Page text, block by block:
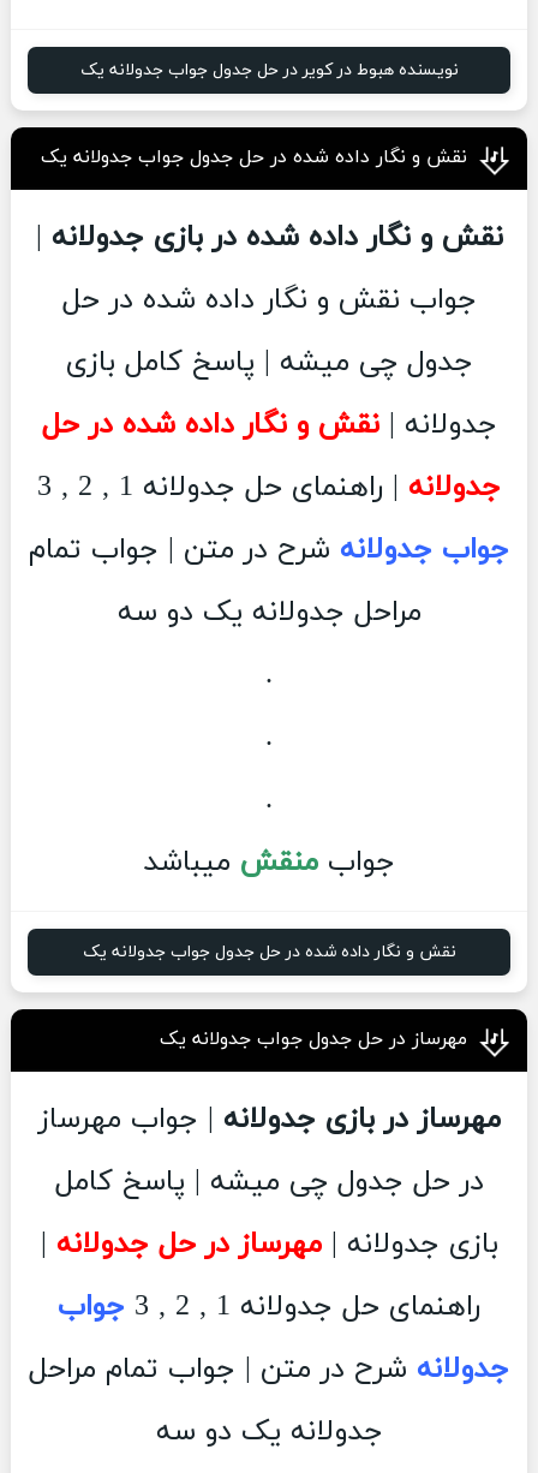
نویسنده هبوط در کویر در حل جدول جواب جدولانه یک
نقش و نگار داده شده در حل جدول جواب جدولانه یک
نقش و نگار داده شده در بازی جدولانه |
جواب نقش و نگار داده شده در حل
جدول چی میشه | پاسخ کامل بازی
جدولانه |نقش و نگار داده شده در حل
جدولانه | راهنمای حل جدولانه 1 , 2 , 3
جواب جدولانه شرح در متن | جواب تمام
مراحل جدولانه یک دو سه
.
.
.
جواب منقش میباشد
نقش و نگار داده شده در حل جدول جواب جدولانه یک
مهرساز در حل جدول جواب جدولانه یک
مهرساز در بازی جدولانه | جواب مهرساز
در حل جدول چی میشه | پاسخ کامل
بازی جدولانه |مهرساز در حل جدولانه |
راهنمای حل جدولانه 1 , 2 , 3
جواب
جدولانه شرح در متن | جواب تمام مراحل
جدولانه یک دو سه